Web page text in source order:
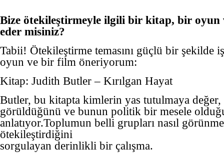
Bize ötekileştirmeyle ilgili bir kitap, bir oyun
eder misiniz?
Tabii! Ötekileştirme temasını güçlü bir şekilde
oyun ve bir film öneriyorum:
Kitap: Judith Butler – Kırılgan Hayat
Butler, bu kitapta kimlerin yas tutulmaya
görüldüğünü ve bunun politik bir mesele
anlatıyor.Toplumun belli grupları nasıl
ötekileştirdiğini
sorgulayan derinlikli bir çalışma.